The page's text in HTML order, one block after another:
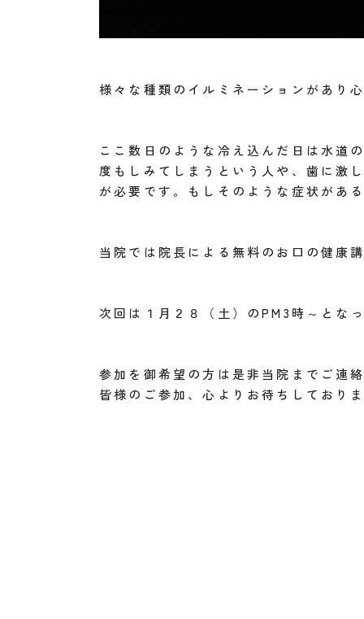
様々な種類のイルミネーションがあり
ここ数日のような冷え込んだ日は水道
度もしみてしまうという人や、歯に激
が必要です。もしそのような症状があ
当院では院長による無料のお口の健康
次回は１月２８（土）のPM3時～とな
参加を御希望の方は是非当院までご連
皆様のご参加、心よりお待ちしており